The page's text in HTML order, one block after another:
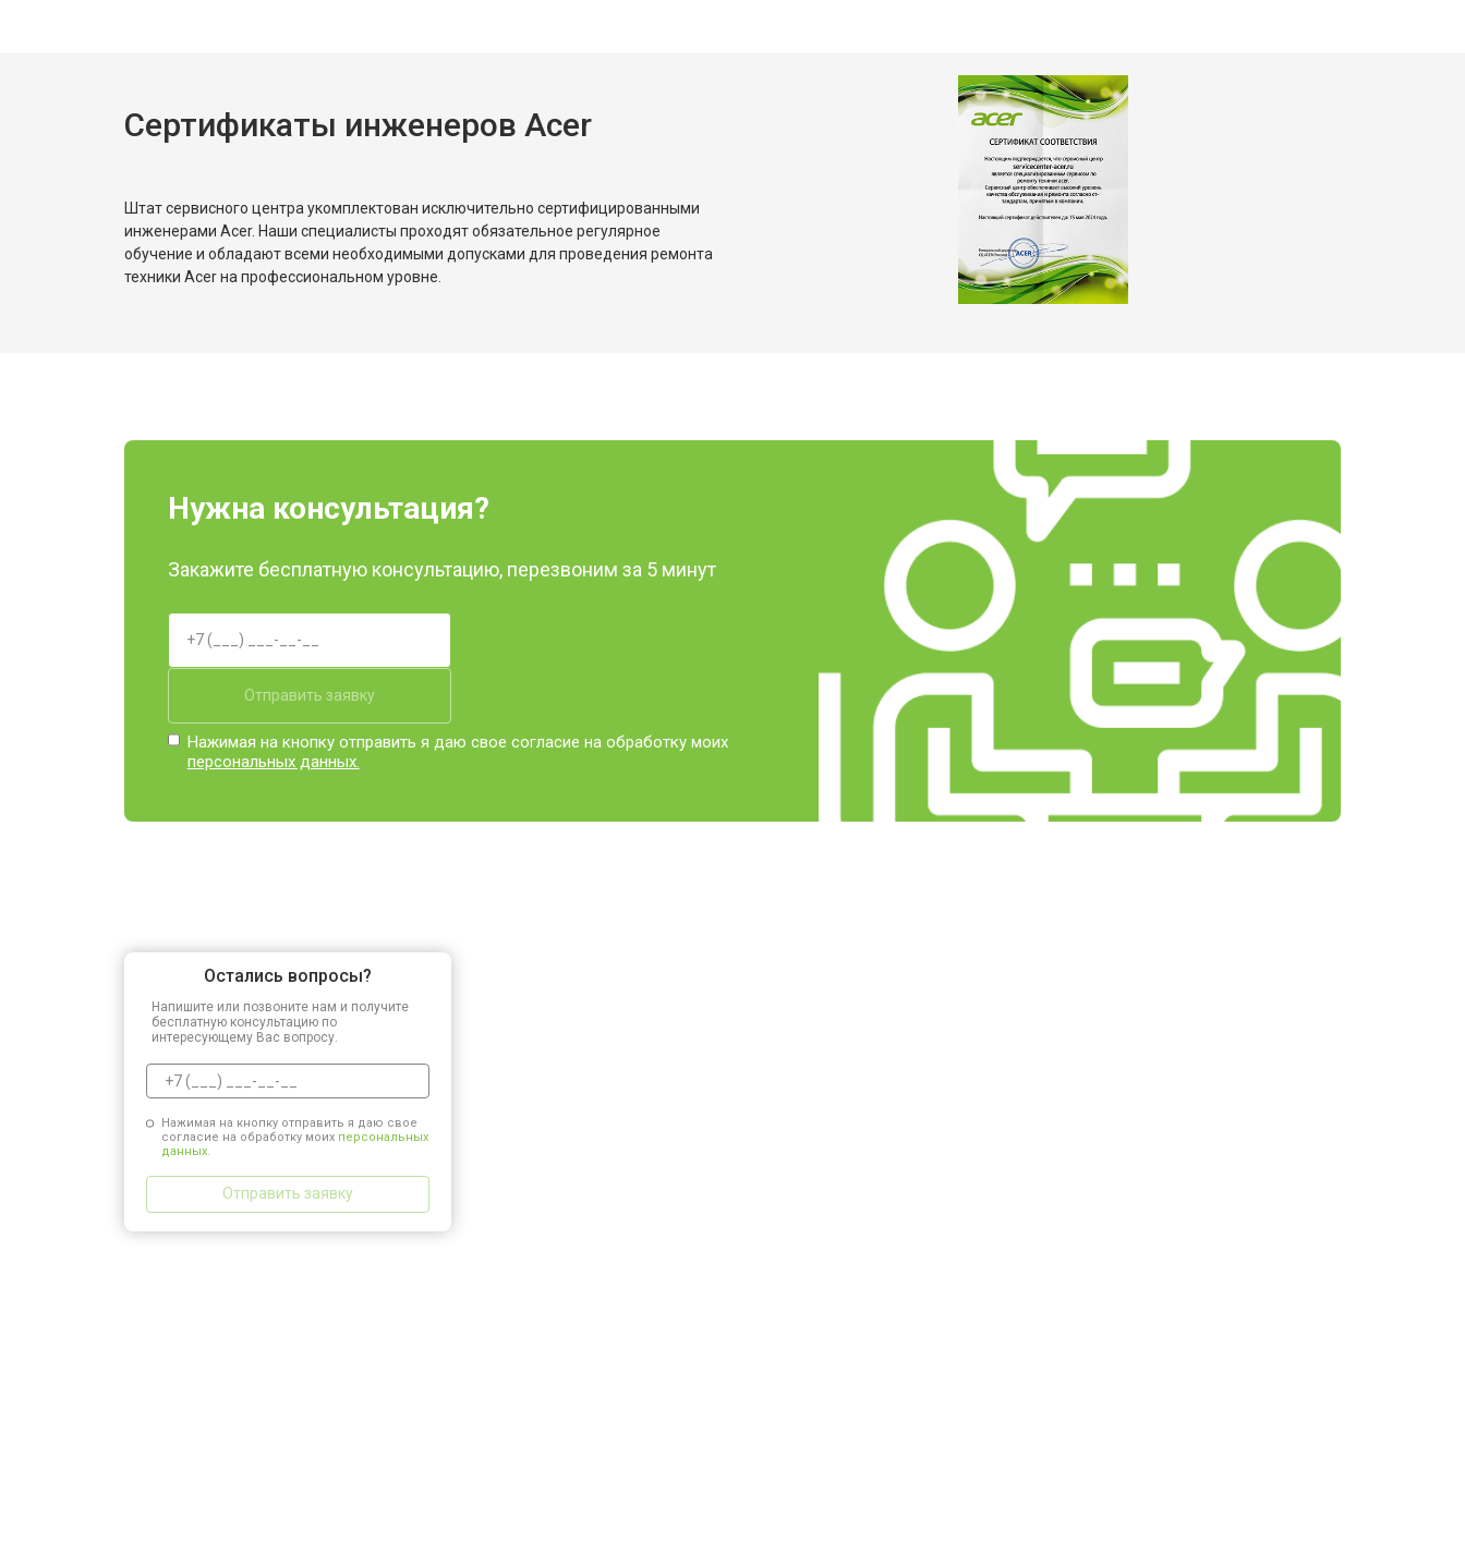
от 1450 ₽
Сертификаты инженеров Acer
Штат сервисного центра укомплектован исключительно сертифицированными
инженерами Acer. Наши специалисты проходят обязательное регулярное
обучение и обладают всеми необходимыми допусками для проведения ремонта
техники Acer на профессиональном уровне.
Нужна консультация?
Закажите бесплатную консультацию, перезвоним за 5 минут
Отправить заявку
Нажимая на кнопку отправить я даю свое согласие на обработку моих
персональных данных.
Остались вопросы?
Напишите или позвоните нам и получите
бесплатную консультацию по
интересующему Вас вопросу.
Нажимая на кнопку отправить я даю свое
согласие на обработку моих персональных
данных.
Отправить заявку